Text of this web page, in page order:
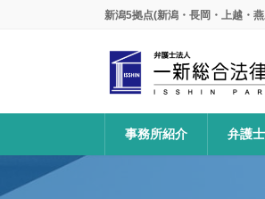
ッ
移
新潟5拠点(新潟・長岡・上越・
事務所紹介 弁護